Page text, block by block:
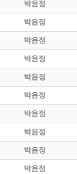
박윤정
박윤정
박윤정
박윤정
박윤정
박윤정
박윤정
박윤정
박윤정
박윤정